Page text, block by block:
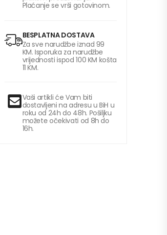
Plaćanje se vrši gotovinom.
BESPLATNA DOSTAVA
Za sve narudžbe iznad 99
KM. Isporuka za narudžbe
vrijednosti ispod 100 KM košta
11 KM.
Vaši artikli će Vam biti
dostavljeni na adresu u BiH u
roku od 24h do 48h. Pošiljku
možete očekivati od 8h do
16h.